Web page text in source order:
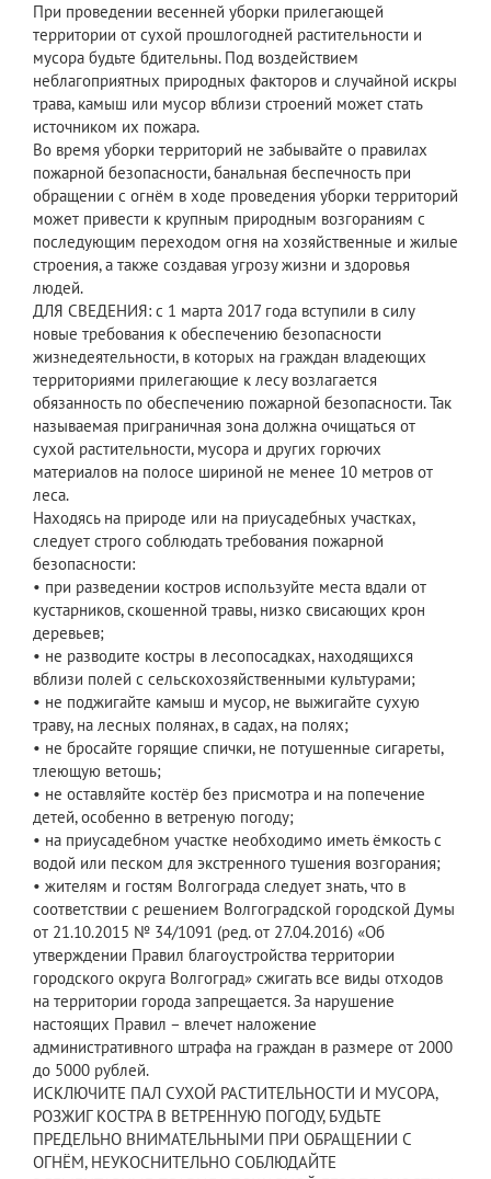
При проведении весенней уборки прилегающей
территории от сухой прошлогодней растительности и
мусора будьте бдительны. Под воздействием
неблагоприятных природных факторов и случайной искры
трава, камыш или мусор вблизи строений может стать
источником их пожара.
Во время уборки территорий не забывайте о правилах
пожарной безопасности, банальная беспечность при
обращении с огнём в ходе проведения уборки территорий
может привести к крупным природным возгораниям с
последующим переходом огня на хозяйственные и жилые
строения, а также создавая угрозу жизни и здоровья
людей.
ДЛЯ СВЕДЕНИЯ: с 1 марта 2017 года вступили в силу
новые требования к обеспечению безопасности
жизнедеятельности, в которых на граждан владеющих
территориями прилегающие к лесу возлагается
обязанность по обеспечению пожарной безопасности. Так
называемая приграничная зона должна очищаться от
сухой растительности, мусора и других горючих
материалов на полосе шириной не менее 10 метров от
леса.
Находясь на природе или на приусадебных участках,
следует строго соблюдать требования пожарной
безопасности:
• при разведении костров используйте места вдали от
кустарников, скошенной травы, низко свисающих крон
деревьев;
• не разводите костры в лесопосадках, находящихся
вблизи полей с сельскохозяйственными культурами;
• не поджигайте камыш и мусор, не выжигайте сухую
траву, на лесных полянах, в садах, на полях;
• не бросайте горящие спички, не потушенные сигареты,
тлеющую ветошь;
• не оставляйте костёр без присмотра и на попечение
детей, особенно в ветреную погоду;
• на приусадебном участке необходимо иметь ёмкость с
водой или песком для экстренного тушения возгорания;
• жителям и гостям Волгограда следует знать, что в
соответствии с решением Волгоградской городской Думы
от 21.10.2015 № 34/1091 (ред. от 27.04.2016) «Об
утверждении Правил благоустройства территории
городского округа Волгоград» сжигать все виды отходов
на территории города запрещается. За нарушение
настоящих Правил – влечет наложение
административного штрафа на граждан в размере от 2000
до 5000 рублей.
ИСКЛЮЧИТЕ ПАЛ СУХОЙ РАСТИТЕЛЬНОСТИ И МУСОРА,
РОЗЖИГ КОСТРА В ВЕТРЕННУЮ ПОГОДУ, БУДЬТЕ
ПРЕДЕЛЬНО ВНИМАТЕЛЬНЫМИ ПРИ ОБРАЩЕНИИ С
ОГНЁМ, НЕУКОСНИТЕЛЬНО СОБЛЮДАЙТЕ